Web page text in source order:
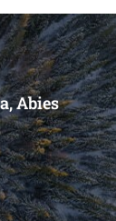
Abies